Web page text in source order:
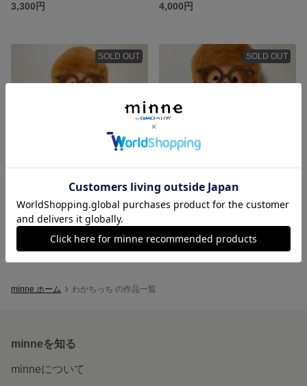
3,300円 4,000円
SOLD OUT
モンチッチSサイズ用／3人組バンド⭐︎真ん中のお方のステージ衣装風コーデ【ハンドメイド衣装5点セット】
3,800円
SOLD OUT
3,500円
minne ホーム わかちっち の作品一覧
minneを知る
minneについて